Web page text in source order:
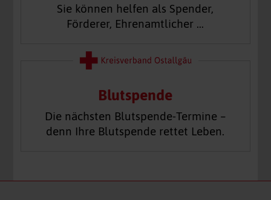
Sie können helfen als Spender,
Förderer, Ehrenamtlicher …
Blutspende
Die nächsten Blutspende-Termine –
denn Ihre Blutspende rettet Leben.